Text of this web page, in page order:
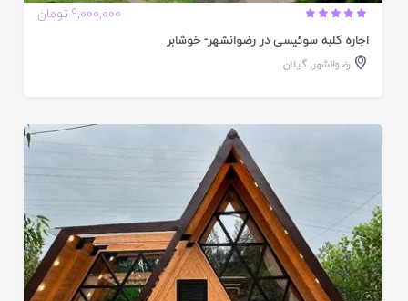
9,000,000 تومان
اجاره کلبه سوئیسی در رضوانشهر- خوشابر
رضوانشهر,گیلان